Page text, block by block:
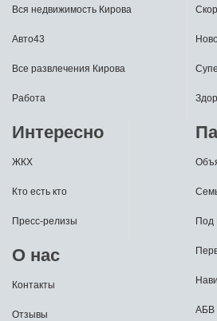
Вся недвижимость Кирова
Авто43
Все развлечения Кирова
Работа
Интересно
ЖКХ
Кто есть кто
Пресс-релизы
О нас
Контакты
Отзывы
Под
АБВ